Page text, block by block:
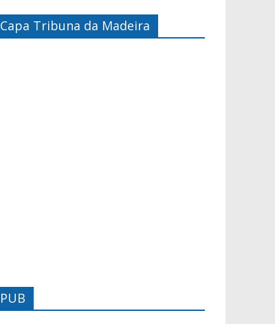
Capa Tribuna da Madeira
PUB